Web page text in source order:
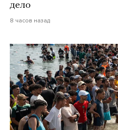
дело
8 часов назад